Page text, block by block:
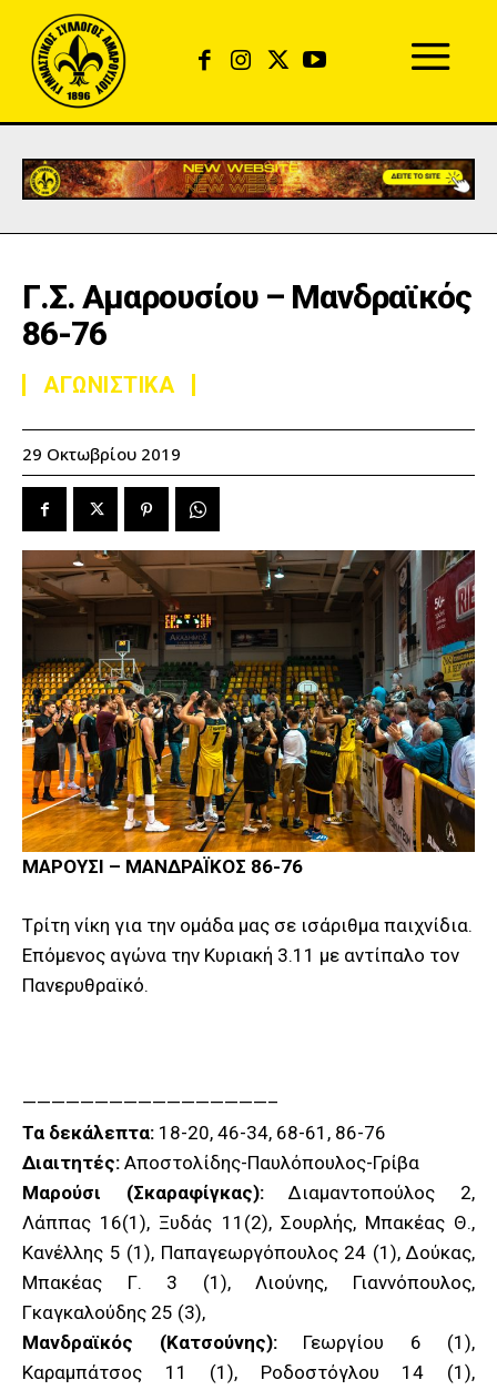
Γ.Σ. Αμαρουσίου – Μανδραϊκός
86-76
ΑΓΩΝΙΣΤΙΚΑ
29 Οκτωβρίου 2019
ΜΑΡΟΥΣΙ – ΜΑΝΔΡΑΪΚΟΣ 86-76
Tρίτη νίκη για την ομάδα μας σε ισάριθμα παιχνίδια.
Επόμενος αγώνα την Κυριακή 3.11 με αντίπαλο τον
Πανερυθραϊκό.
—————————————————–
Τα δεκάλεπτα: 18-20, 46-34, 68-61, 86-76
Διαιτητές: Αποστολίδης-Παυλόπουλος-Γρίβα
Μαρούσι (Σκαραφίγκας):Διαμαντοπούλος 2,
Λάππας 16(1), Ξυδάς 11(2), Σουρλής, Μπακέας Θ.,
Κανέλλης 5 (1), Παπαγεωργόπουλος 24 (1), Δούκας,
Μπακέας Γ. 3 (1), Λιούνης, Γιαννόπουλος,
Γκαγκαλούδης 25 (3),
Μανδραϊκός (Κατσούνης):Γεωργίου 6 (1),
Καραμπάτσος 11 (1), Ροδοστόγλου 14 (1),